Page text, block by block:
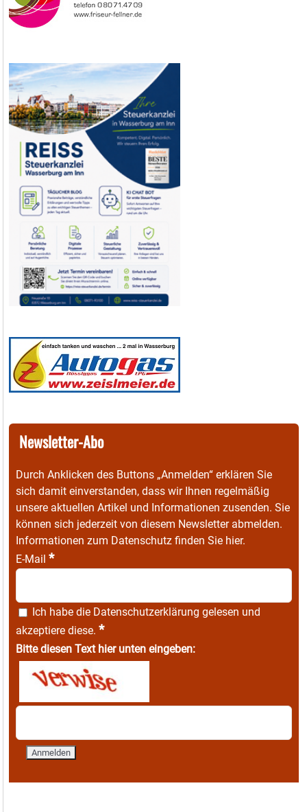
Newsletter-Abo
Durch Anklicken des Buttons „Anmelden“ erklären Sie
sich damit einverstanden, dass wir Ihnen regelmäßig
unsere aktuellen Artikel und Informationen zusenden. Sie
können sich jederzeit von diesem Newsletter abmelden.
Informationen zum Datenschutz finden Sie hier.
E-Mail *
Ich habe die Datenschutzerklärung gelesen und
akzeptiere diese. *
Bitte diesen Text hier unten eingeben: